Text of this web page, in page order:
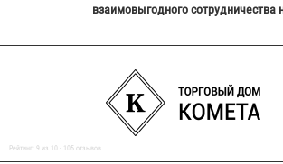
взаимовыгодного
Рейтинг: 9 из 10 105 отзывов.